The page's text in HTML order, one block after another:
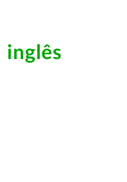
inglês